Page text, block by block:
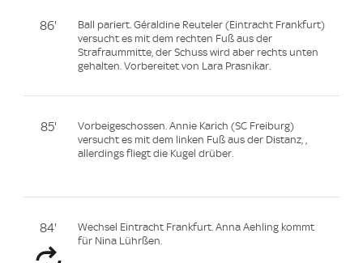
86'
Ball pariert. Géraldine Reuteler (Eintracht Frankfurt)
versucht es mit dem rechten Fuß aus der
Strafraummitte, der Schuss wird aber rechts unten
gehalten. Vorbereitet von Lara Prasnikar.
85'
Vorbeigeschossen. Annie Karich (SC Freiburg)
versucht es mit dem linken Fuß aus der Distanz, ,
allerdings fliegt die Kugel drüber.
84'
Wechsel Eintracht Frankfurt. Anna Aehling kommt
für Nina Lührßen.